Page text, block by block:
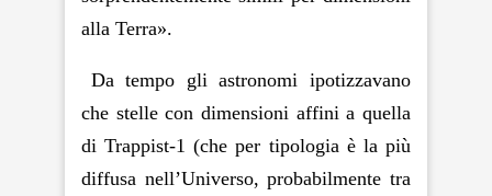
alla Terra».
Da tempo gli astronomi ipotizzavano
che stelle con dimensioni affini a quella
di Trappist-1 (che per tipologia è la più
diffusa nell’Universo, probabilmente tra